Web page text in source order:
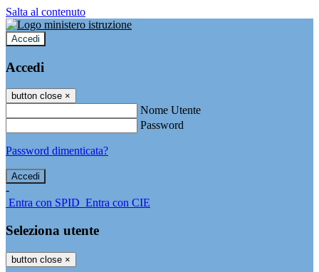
Salta al contenuto
Accedi
Accedi
button close ×
Nome Utente
Password
Password dimenticata?
-
Entra con SPID Entra con CIE
Seleziona utente
button close ×